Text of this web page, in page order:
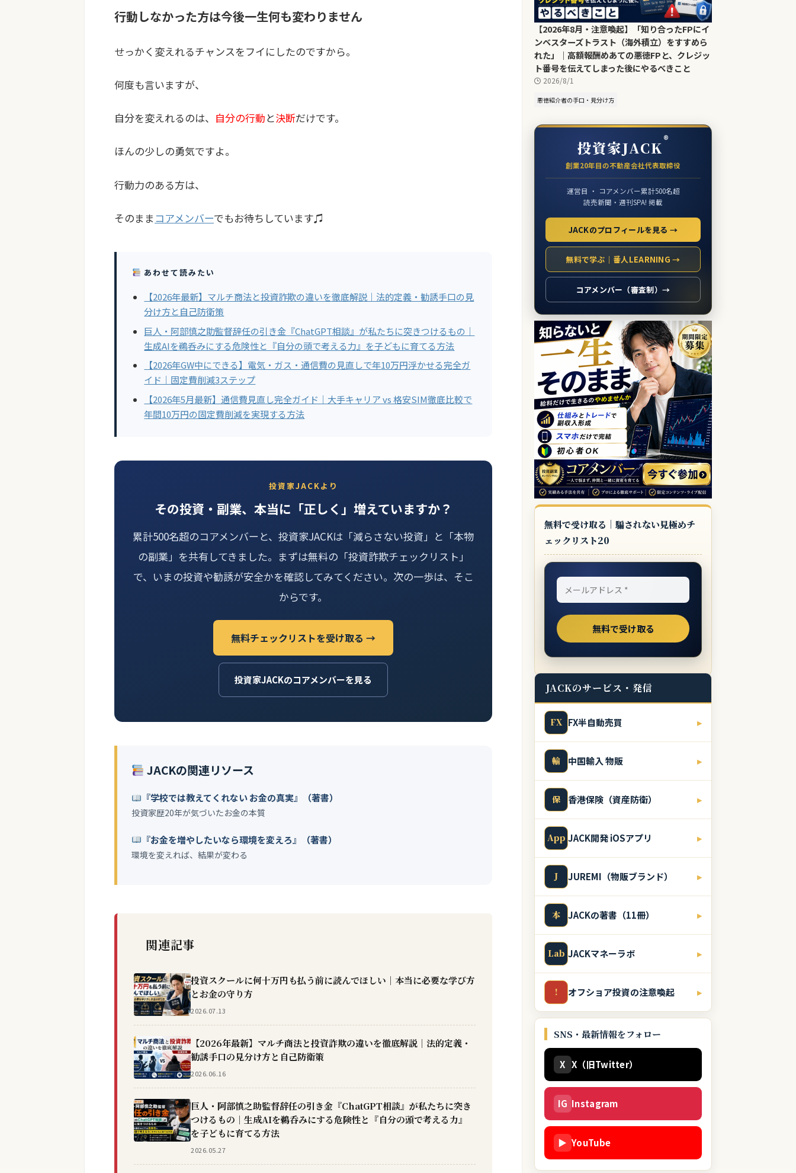
行動しなかった方は今後一生何も変わりません
せっかく変えれるチャンスをフイにしたのですから。
何度も言いますが、
自分を変えれるのは、 自分の行動と決断だけです。
ほんの少しの勇気ですよ。
行動力のある方は、
そのまま コアメンバーでもお待ちしています♫
あわせて読みたい
【2026年最新】マルチ商法と投資詐欺の違いを徹底解説｜法的定義・勧誘手口の見
分け方と自己防衛策
巨人・阿部慎之助監督辞任の引き金『ChatGPT相談』が私たちに突きつけるもの｜
生成AIを鵜呑みにする危険性と『自分の頭で考える力』を子どもに育てる方法
【2026年GW中にできる】電気・ガス・通信費の見直しで年10万円浮かせる完全ガ
イド｜固定費削減3ステップ
【2026年5月最新】通信費見直し完全ガイド｜大手キャリア vs 格安SIM徹底比較で
年間10万円の固定費削減を実現する方法
投資家JACKより
その投資・副業、本当に「正しく」増えていますか？
累計500名超のコアメンバーと、投資家JACKは「減らさない投資」と「本物
の副業」を共有してきました。まずは無料の「投資詐欺チェックリスト」
で、いまの投資や勧誘が安全かを確認してみてください。次の一歩は、そこ
からです。
無料チェックリストを受け取る →
投資家JACKのコアメンバーを見る
JACKの関連リソース
『学校では教えてくれない お金の真実』（著書）
投資家歴20年が気づいたお金の本質
『お金を増やしたいなら環境を変えろ』（著書）
環境を変えれば、結果が変わる
関連記事
投資スクールに何十万円も払う前に読んでほしい｜本当に必要な学び方
とお金の守り方
2026.07.13
【2026年最新】マルチ商法と投資詐欺の違いを徹底解説｜法的定義・
勧誘手口の見分け方と自己防衛策
2026.06.16
巨人・阿部慎之助監督辞任の引き金『ChatGPT相談』が私たちに突き
つけるもの｜生成AIを鵜呑みにする危険性と『自分の頭で考える力』
を子どもに育てる方法
2026.05.27
【2026年8月・注意喚起】「知り合ったFPにイ
ンベスターズトラスト（海外積立）をすすめら
れた」｜高額報酬めあての悪徳FPと、クレジッ
ト番号を伝えてしまった後にやるべきこと
2026/8/1
悪徳紹介者の手口・見分け方
投資家JACK®
創業20年目の不動産会社代表取締役
運営目 ・ コアメンバー累計500名超
読売新聞・週刊SPA! 掲載
JACKのプロフィールを見る →
無料で学ぶ｜番人LEARNING →
コアメンバー（審査制）→
無料で受け取る｜騙されない見極めチ
ェックリスト20
JACKのサービス・発信
FX FX半自動売買 ▸
輸 中国輸入 物販 ▸
保 香港保険（資産防衛） ▸
App JACK開発 iOSアプリ ▸
J JUREMI（物販ブランド） ▸
本 JACKの著書（11冊） ▸
Lab JACKマネーラボ ▸
! オフショア投資の注意喚起 ▸
SNS・最新情報をフォロー
X X（旧Twitter）
IG Instagram
▶ YouTube